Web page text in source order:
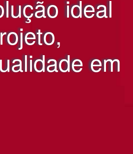
ideal
em